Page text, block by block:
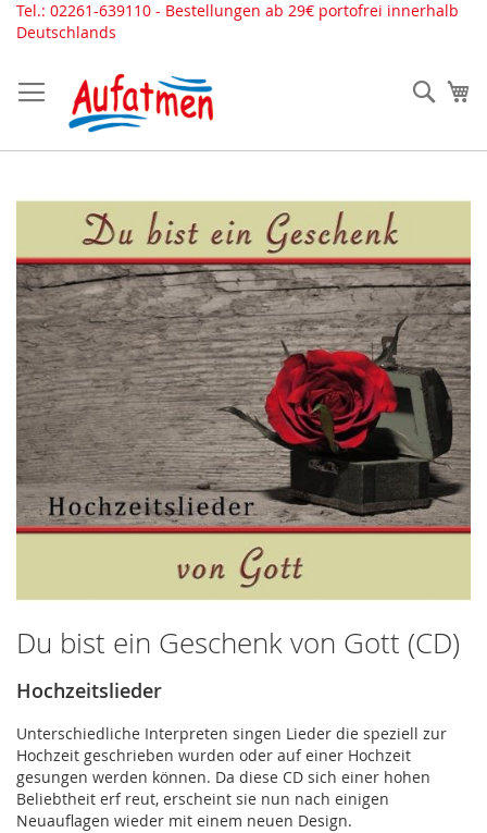
Direkt
zum
Tel.: 02261-639110 - Bestellungen ab 29€ portofrei innerhalb
Deutschlands
Du bist ein Geschenk von Gott (CD)
Hochzeitslieder
Unterschiedliche Interpreten singen Lieder die speziell zur
Hochzeit geschrieben wurden oder auf einer Hochzeit
gesungen werden können. Da diese CD sich einer hohen
Beliebtheit erf reut, erscheint sie nun nach einigen
Neuauflagen wieder mit einem neuen Design.
Ende
Bildergalerie
springen
Zum
Anfang
der
Bildergalerie
springen